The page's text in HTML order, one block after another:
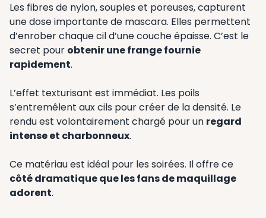
Les fibres de nylon, souples et poreuses, capturent
une dose importante de mascara. Elles permettent
d’enrober chaque cil d’une couche épaisse. C’est le
secret pour obtenir une frange fournie
rapidement.
L’effet texturisant est immédiat. Les poils
s’entremêlent aux cils pour créer de la densité. Le
rendu est volontairement chargé pour un regard
intense et charbonneux.
Ce matériau est idéal pour les soirées. Il offre ce
côté dramatique que les fans de maquillage
adorent.